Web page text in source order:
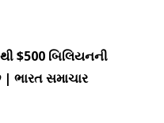
$500 બિલિયનની
ભારત સમાચાર